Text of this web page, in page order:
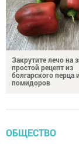
Закрутите лечо на
простой рецепт из
болгарского перца и
помидоров
ОБЩЕСТВО